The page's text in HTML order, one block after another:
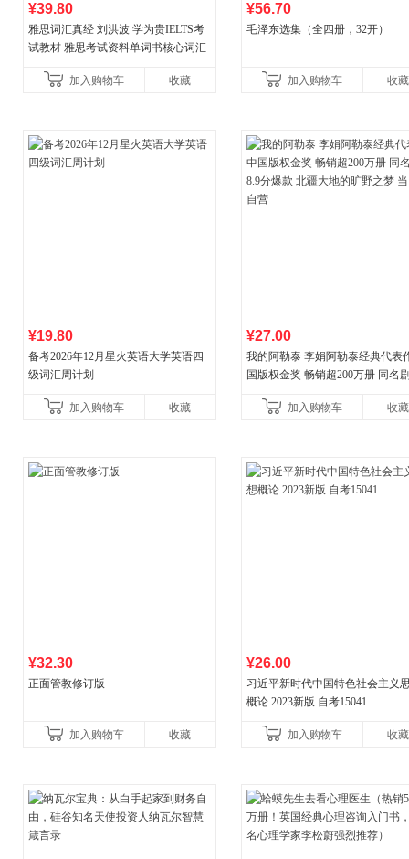
¥39.80
雅思词汇真经 刘洪波 学为贵IELTS考
试教材 雅思考试资料单词书核心词汇
加入购物车
收藏
¥56.70
毛泽东选集（全四册，32开）
加入购物车 收藏
¥19.80
备考2026年12月星火英语大学英语四
级词汇周计划
加入购物车 收藏
¥27.00
我的阿勒泰 李娟阿勒泰经典代表
国版权金奖 畅销超200万册 同名
加入购物车
收藏
¥32.30
正面管教修订版
加入购物车 收藏
¥26.00
习近平新时代中国特色社会主义
概论 2023新版 自考15041
加入购物车 收藏